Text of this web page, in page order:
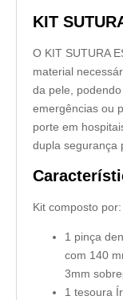
KIT
O KIT SUTURA
material
da pele,
emergências ou
porte em
dupla segurança
Kit composto por:
1 pinça
com 140
3mm
1 tesoura